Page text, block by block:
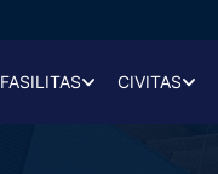
FASILITAS CIVITAS